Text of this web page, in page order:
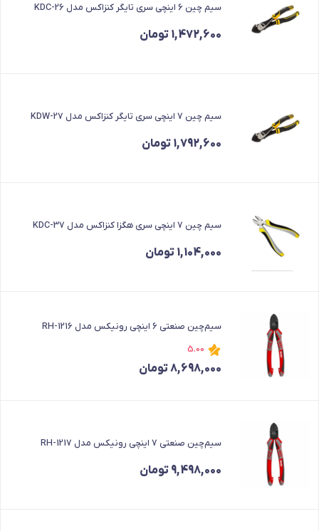
سیم چین 6 اینچی سری تایگر کنزاکس مدل KDC-26
1,472,600 تومان
سیم چین 7 اینچی سری تایگر کنزاکس مدل KDW-27
1,792,600 تومان
سیم چین 7 اینچی سری هگزا کنزاکس مدل KDC-37
1,104,000 تومان
سیم‌چین صنعتی 6 اینچی رونیکس مدل RH-1216
5.00
8,698,000تومان
سیم‌چین صنعتی 7 اینچی رونیکس مدل RH-1217
9,498,000 تومان